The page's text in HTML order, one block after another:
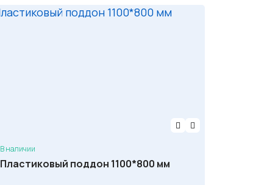
В наличии
Пластиковый поддон 1100*800 мм